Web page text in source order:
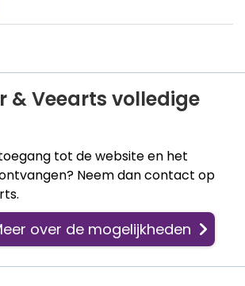
& Veearts volledige
tot de website en het
Neem dan contact op
over de mogelijkheden